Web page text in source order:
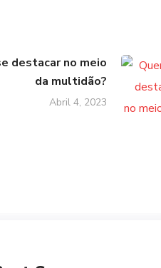
destacar no meio
da multidão?
Abril 4, 2023